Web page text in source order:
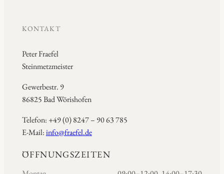
KONTAKT
Peter Fraefel
Steinmetzmeister
Gewerbestr. 9
86825 Bad Wörishofen
Telefon: +49 (0) 8247 – 90 63 785
E-Mail:info@fraefel.de
ÖFFNUNGSZEITEN